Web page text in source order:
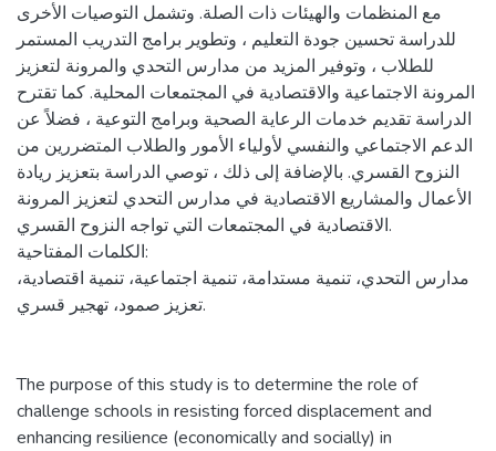
مع المنظمات والهيئات ذات الصلة. وتشمل التوصيات الأخرى
للدراسة تحسين جودة التعليم ، وتطوير برامج التدريب المستمر
للطلاب ، وتوفير المزيد من مدارس التحدي والمرونة لتعزيز
المرونة الاجتماعية والاقتصادية في المجتمعات المحلية. كما تقترح
الدراسة تقديم خدمات الرعاية الصحية وبرامج التوعية ، فضلاً عن
الدعم الاجتماعي والنفسي لأولياء الأمور والطلاب المتضررين من
النزوح القسري. بالإضافة إلى ذلك ، توصي الدراسة بتعزيز ريادة
الأعمال والمشاريع الاقتصادية في مدارس التحدي لتعزيز المرونة
الاقتصادية في المجتمعات التي تواجه النزوح القسري.
الكلمات المفتاحية:
مدارس التحدي، تنمية مستدامة، تنمية اجتماعية، تنمية اقتصادية،
تعزيز صمود، تهجير قسري.
The purpose of this study is to determine the role of
challenge schools in resisting forced displacement and
enhancing resilience (economically and socially) in